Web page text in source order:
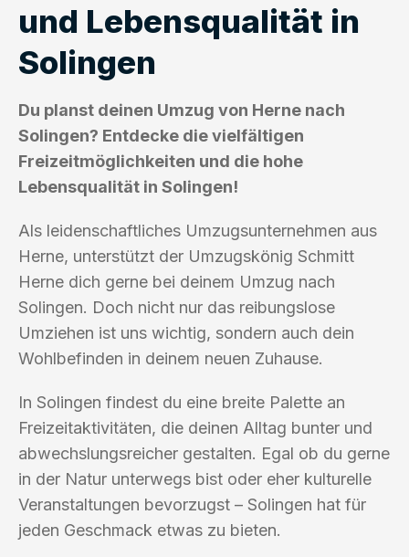
und Lebensqualität in
Solingen
Du planst deinen Umzug von Herne nach
Solingen? Entdecke die vielfältigen
Freizeitmöglichkeiten und die hohe
Lebensqualität in Solingen!
Als leidenschaftliches Umzugsunternehmen aus
Herne, unterstützt der Umzugskönig Schmitt
Herne dich gerne bei deinem Umzug nach
Solingen. Doch nicht nur das reibungslose
Umziehen ist uns wichtig, sondern auch dein
Wohlbefinden in deinem neuen Zuhause.
In Solingen findest du eine breite Palette an
Freizeitaktivitäten, die deinen Alltag bunter und
abwechslungsreicher gestalten. Egal ob du gerne
in der Natur unterwegs bist oder eher kulturelle
Veranstaltungen bevorzugst – Solingen hat für
jeden Geschmack etwas zu bieten.